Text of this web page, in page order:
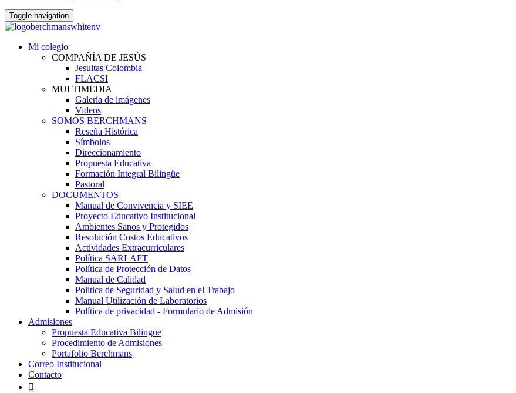
Toggle navigation
Mi colegio
COMPAÑÍA DE JESÚS
Jesuitas Colombia
FLACSI
MULTIMEDIA
Galería de imágenes
Videos
SOMOS BERCHMANS
Reseña Histórica
Símbolos
Direccionamiento
Propuesta Educativa
Formación Integral Bilingüe
Pastoral
DOCUMENTOS
Manual de Convivencia y SIEE
Proyecto Educativo Institucional
Ambientes Sanos y Protegidos
Resolución Costos Educativos
Actividades Extracurriculares
Política SARLAFT
Política de Protección de Datos
Manual de Calidad
Politica de Seguridad y Salud en el Trabajo
Manual Utilización de Laboratorios
Política de privacidad - Formulario de Admisión
Admisiones
Propuesta Educativa Bilingüe
Procedimiento de Admisiones
Portafolio Berchmans
Correo Institucional
Contacto
